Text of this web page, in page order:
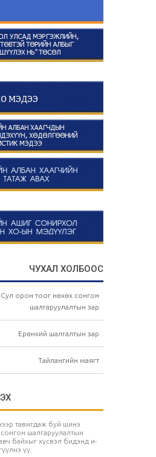
ЧУХАЛ ХОЛБООС
Сул орон тоог нөхөх сонгон
шалгаруулалтын зар
Ерөнхий шалгалтын зар
Тайлангийн маягт
тавигдаж буй шинэ
шалгаруулалтын
байхыг хүсвэл бидэнд и-
үү.